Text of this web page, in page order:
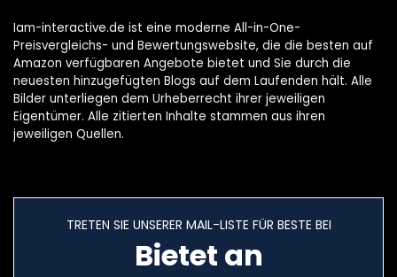
Iam-interactive.de ist eine moderne All-in-One-
Preisvergleichs- und Bewertungswebsite, die die besten auf
Amazon verfügbaren Angebote bietet und Sie durch die
neuesten hinzugefügten Blogs auf dem Laufenden hält. Alle
Bilder unterliegen dem Urheberrecht ihrer jeweiligen
Eigentümer. Alle zitierten Inhalte stammen aus ihren
jeweiligen Quellen.
TRETEN SIE UNSERER MAIL-LISTE FÜR BESTE BEI
Bietet an